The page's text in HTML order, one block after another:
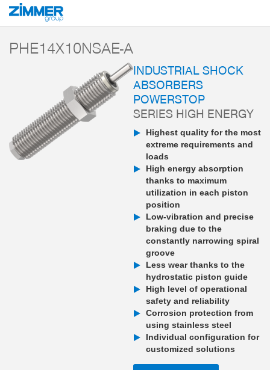
Start Products
PHE14X10NSAE-A
INDUSTRIAL SHOCK
ABSORBERS
POWERSTOP
SERIES HIGH ENERGY
Highest quality for the most
extreme requirements and
loads
High energy absorption
thanks to maximum
utilization in each piston
position
Low-vibration and precise
braking due to the
constantly narrowing spiral
groove
Less wear thanks to the
hydrostatic piston guide
High level of operational
safety and reliability
Corrosion protection from
using stainless steel
Individual configuration for
customized solutions